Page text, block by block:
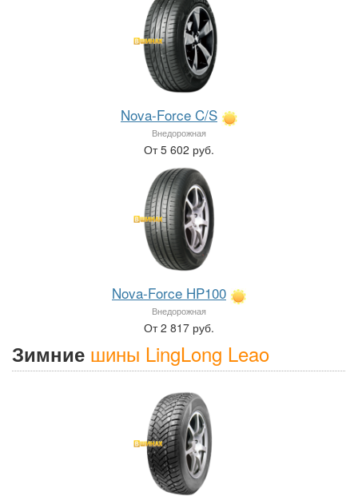
Nova-Force C/S
Внедорожная
От 5 602 руб.
Nova-Force HP100
Внедорожная
От 2 817 руб.
Зимние шины LingLong Leao